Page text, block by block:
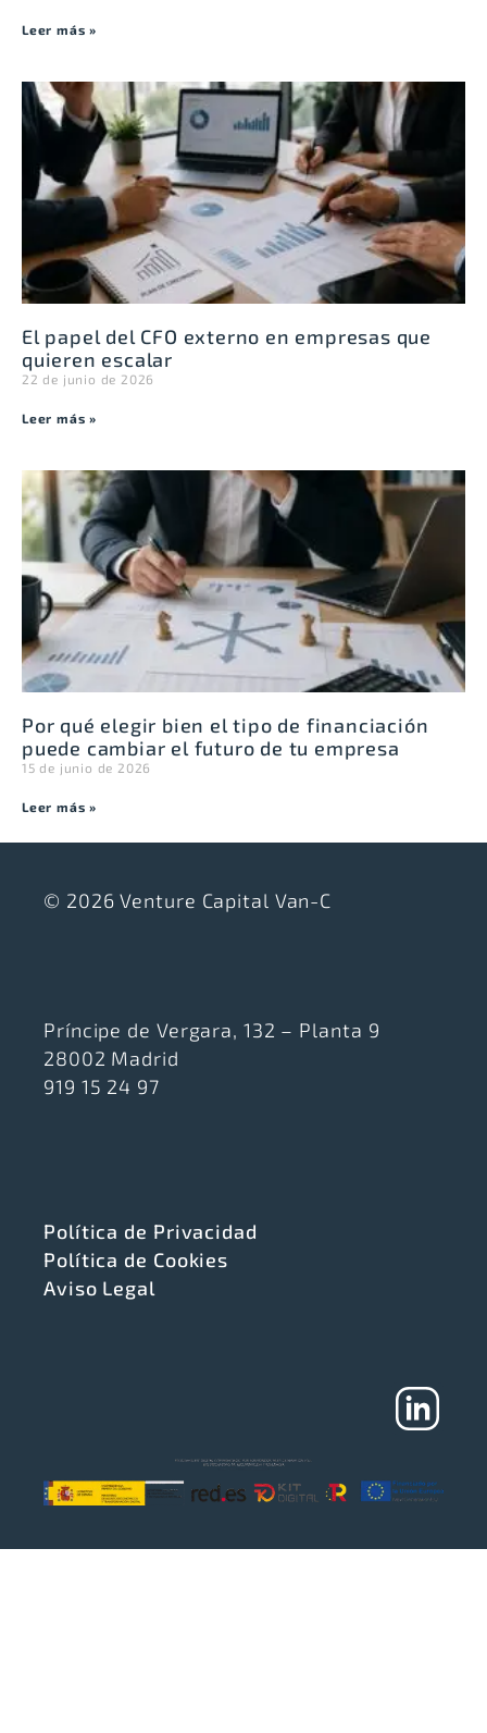
Leer más »
El papel del CFO externo en empresas que
quieren escalar
22 de junio de 2026
Leer más »
Por qué elegir bien el tipo de financiación
puede cambiar el futuro de tu empresa
15 de junio de 2026
Leer más »
© 2026 Venture Capital Van-C
Príncipe de Vergara, 132 – Planta 9
28002 Madrid
919 15 24 97
Política de Privacidad
Política de Cookies
Aviso Legal